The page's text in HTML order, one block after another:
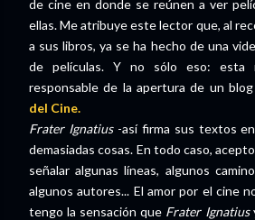
de cine en donde se reúnen a ver
ellas. Me atribuye este lector que, al
a sus libros, ya se ha hecho de una
de películas. Y no sólo eso: esta
responsable de la apertura de un blog
del Cine.
Frater Ignatius-así firma sus textos
demasiadas cosas. En todo caso,
señalar algunas líneas, algunos
algunos autores... El amor por el cine
tengo la sensación que Frater Ignatius